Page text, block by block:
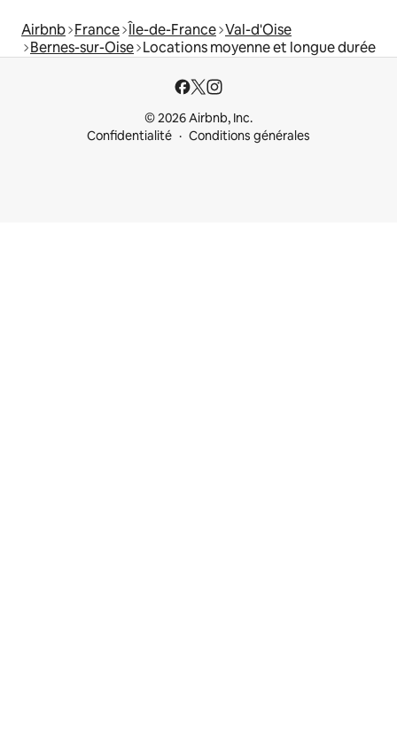
Airbnb France Île-de-France Val-d'Oise
Bernes-sur-Oise Locations moyenne et longue durée
© 2026 Airbnb, Inc.
Confidentialité
Conditions générales